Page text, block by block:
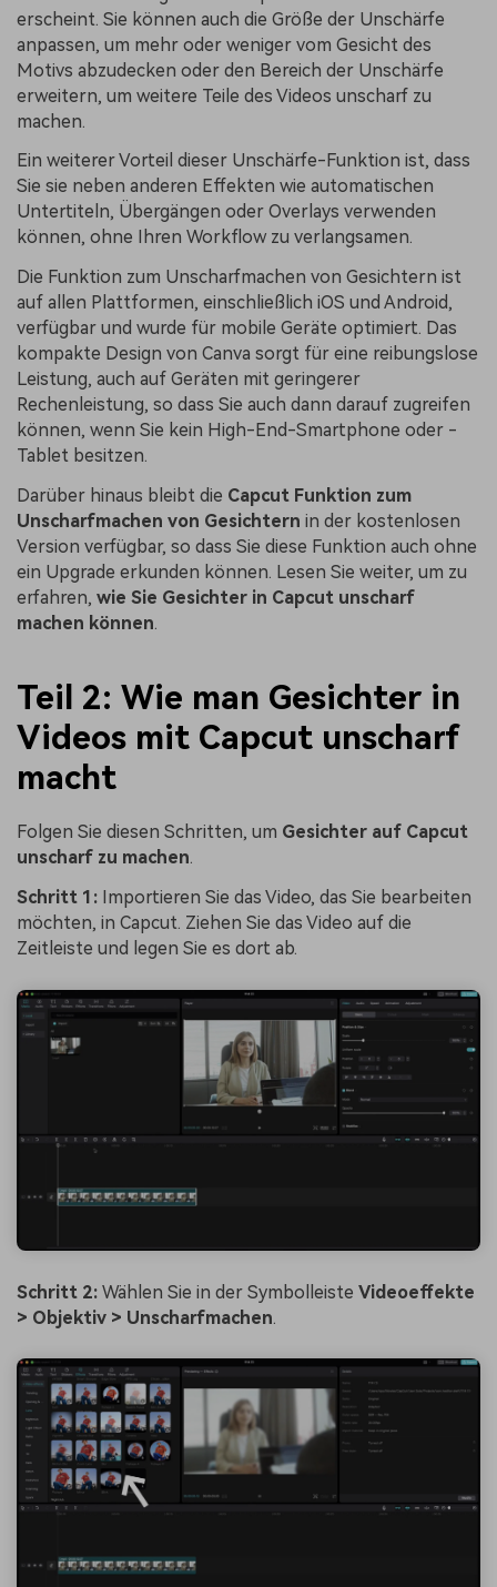
erscheint. Sie können auch die Größe der Unschärfe
anpassen, um mehr oder weniger vom Gesicht des
Motivs abzudecken oder den Bereich der Unschärfe
erweitern, um weitere Teile des Videos unscharf zu
machen.
Ein weiterer Vorteil dieser Unschärfe-Funktion ist, dass
Sie sie neben anderen Effekten wie automatischen
Untertiteln, Übergängen oder Overlays verwenden
können, ohne Ihren Workflow zu verlangsamen.
Die Funktion zum Unscharfmachen von Gesichtern ist
auf allen Plattformen, einschließlich iOS und Android,
verfügbar und wurde für mobile Geräte optimiert. Das
kompakte Design von Canva sorgt für eine reibungslose
Leistung, auch auf Geräten mit geringerer
Rechenleistung, so dass Sie auch dann darauf zugreifen
können, wenn Sie kein High-End-Smartphone oder -
Tablet besitzen.
Darüber hinaus bleibt die Capcut Funktion zum
Unscharfmachen von Gesichtern in der kostenlosen
Version verfügbar, so dass Sie diese Funktion auch ohne
ein Upgrade erkunden können. Lesen Sie weiter, um zu
erfahren, wie Sie Gesichter in Capcut unscharf
machen können.
Teil 2: Wie man Gesichter in
Videos mit Capcut unscharf
macht
Folgen Sie diesen Schritten, um Gesichter auf Capcut
unscharf zu machen.
Schritt 1: Importieren Sie das Video, das Sie bearbeiten
möchten, in Capcut. Ziehen Sie das Video auf die
Zeitleiste und legen Sie es dort ab.
Schritt 2: Wählen Sie in der Symbolleiste Videoeffekte
> Objektiv > Unscharfmachen.